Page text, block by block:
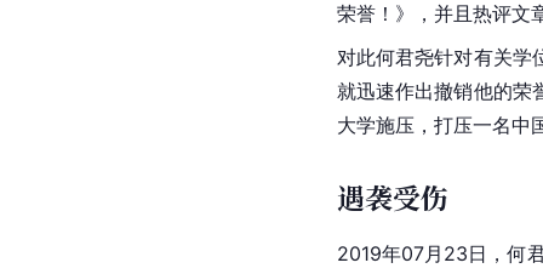
荣誉！》，并且热评文
对此何君尧针对有关学
就迅速作出撤销他的荣
大学施压，打压一名中
遇袭受伤
2019年07月23日，何